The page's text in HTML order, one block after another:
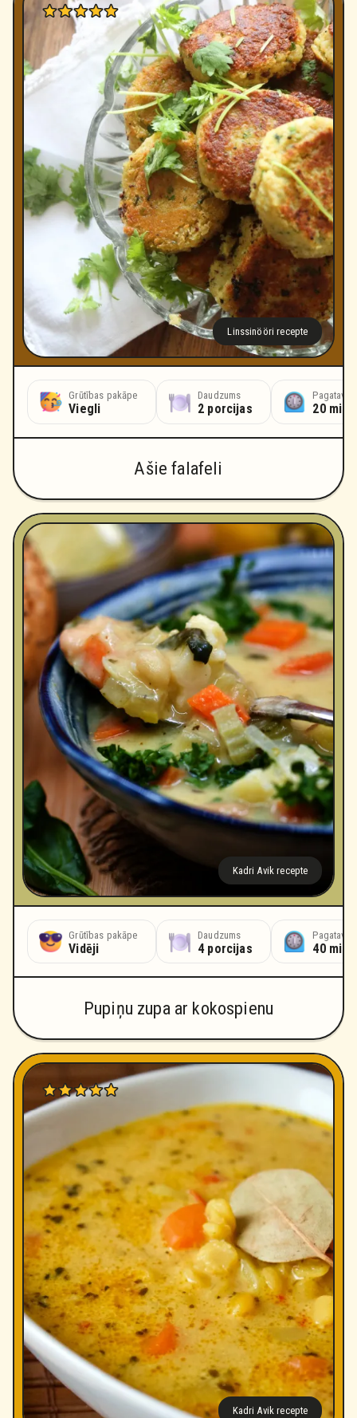
Linssinööri recepte
Grūtības pakāpe
Viegli
Daudzums
2 porcijas 20
Ašie falafeli
Kadri Avik recepte
Grūtības pakāpe
Vidēji
Daudzums
4 porcijas 40
Pupiņu zupa ar kokospienu
Kadri Avik recepte